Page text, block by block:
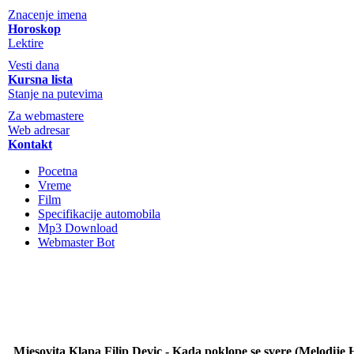
Znacenje imena
Horoskop
Lektire
Vesti dana
Kursna lista
Stanje na putevima
Za webmastere
Web adresar
Kontakt
Pocetna
Vreme
Film
Specifikacije automobila
Mp3 Download
Webmaster Bot
Mjesovita Klapa Filip Devic - Kada poklope se svere (Melodije